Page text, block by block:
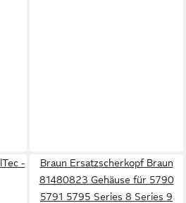
-
Braun Ersatzscherkopf Braun
81480823 Gehäuse für 5790
5791 5795 Series 8 Series 9